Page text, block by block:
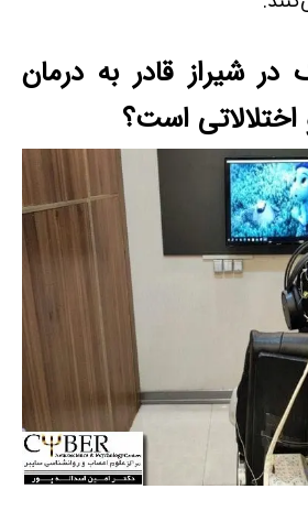
در شیراز قادر به درمان
است؟